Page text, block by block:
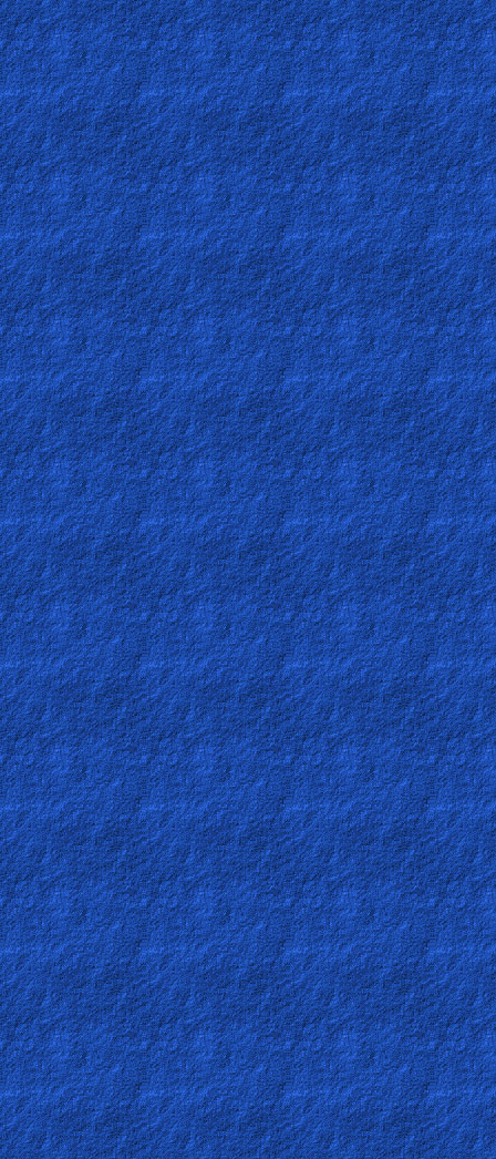
Revelations
Testimonies
Evangelism
Documentaries
Islam
Other
Other
Languages
Contact/Feedback/Donate
Follow
us
Social
Media
PDF
Books
Random
Video
Ask
AI
Bible
Questions